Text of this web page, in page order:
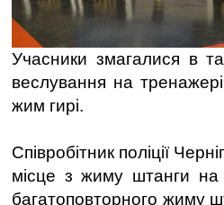
Учасники змагалися в
веслування на
жим гирі.
Співробітник поліції
місце з жиму штанги на
багатоповторного жиму